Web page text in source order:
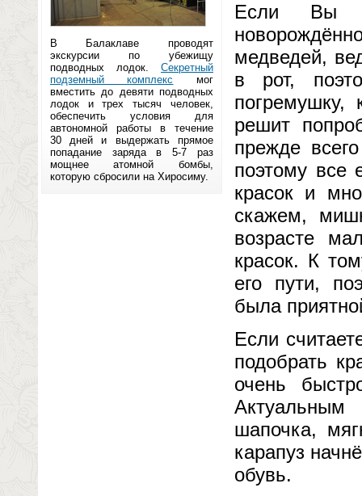
В Балаклаве проводят
экскурсии по убежищу
подводных лодок. Секретный
подземный комплекс мог
вместить до девяти подводных
лодок и трех тысяч человек,
обеспечить условия для
автономной работы в течение
30 дней и выдержать прямое
попадание заряда в 5-7 раз
мощнее атомной бомбы,
которую сбросили на Хиросиму.
Если Вы
медведей,
в рот,
погремушку,
решит
прежде
поэтому все
красок и
скажем,
возрасте
красок. К
его пути,
была
Если
подобрать
очень
шапочка,
карапуз
обувь.